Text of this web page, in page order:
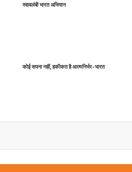
स्वावलंबी भारत अभियान
कोई सपना नहीं, हकीकत है आत्मनिर्भर-भारत